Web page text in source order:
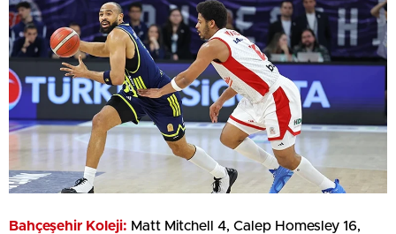
Bahçeşehir Koleji: Matt Mitchell 4, Calep Homesley 16,